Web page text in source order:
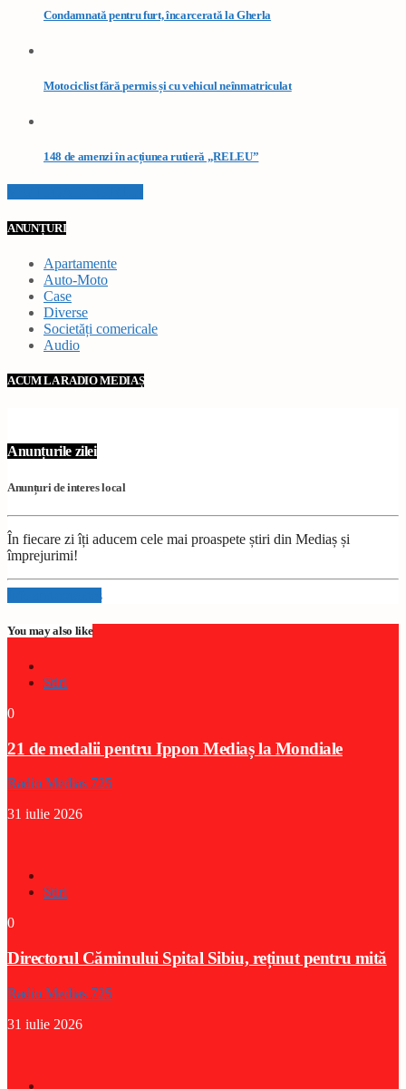
Condamnată pentru furt, încarcerată la Gherla
Motociclist fără permis și cu vehicul neînmatriculat
148 de amenzi în acțiunea rutieră „RELEU”
ANUNȚURI
Apartamente
Auto-Moto
Case
Diverse
Societăți comericale
Audio
ACUM LA RADIO MEDIAȘ
Anunțurile zilei
Anunțuri de interes local
În fiecare zi îți aducem cele mai proaspete știri din Mediaș și
împrejurimi!
Info and episodes
You may also like
Stiri
0
21 de medalii pentru Ippon Mediaș la Mondiale
Radio Medias 725
31 iulie 2026
Stiri
0
Directorul Căminului Spital Sibiu, reținut pentru mită
Radio Medias 725
31 iulie 2026